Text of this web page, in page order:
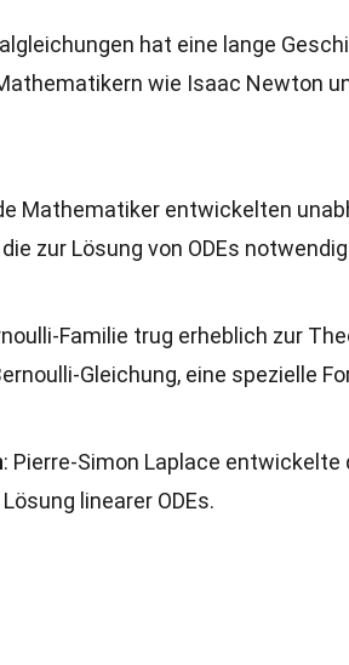
hat eine lange
wie Isaac Newton
Mathematiker entwickelten
zur Lösung von ODEs
Familie trug erheblich zur
Gleichung, eine spezielle
: Pierre-Simon Laplace
linearer ODEs.